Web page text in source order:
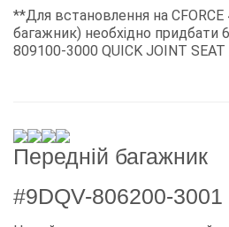
**Для встановлення на
багажник) необхідно придбати
809100-3000 QUICK JOINT SEAT
Передній багажник
#9DQV-806200-3001